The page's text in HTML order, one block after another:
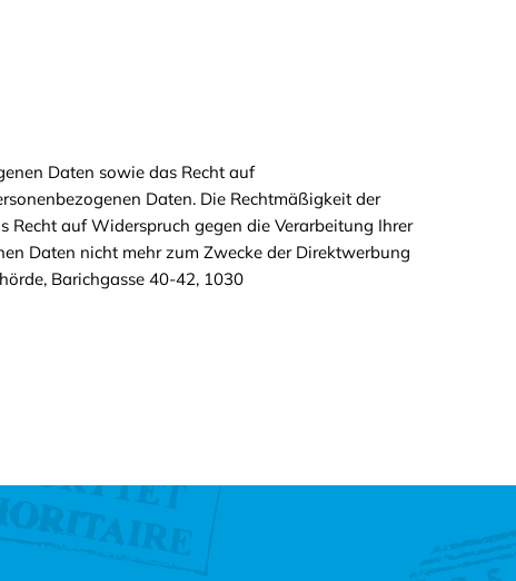
Daten sowie das Recht auf
Daten. Die Rechtmäßigkeit der
auf Widerspruch gegen die Verarbeitung Ihrer
Daten nicht mehr zum Zwecke der Direktwerbung
Barichgasse 40-42, 1030